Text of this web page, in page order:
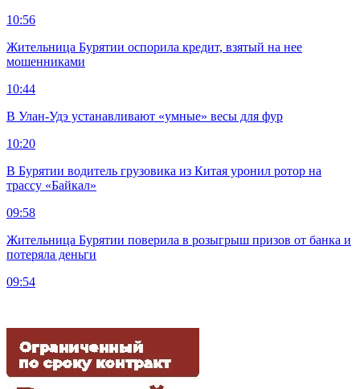
10:56
Жительница Бурятии оспорила кредит, взятый на нее
мошенниками
10:44
В Улан-Удэ устанавливают «умные» весы для фур
10:20
В Бурятии водитель грузовика из Китая уронил ротор на
трассу «Байкал»
09:58
Жительница Бурятии поверила в розыгрыш призов от банка и
потеряла деньги
09:54